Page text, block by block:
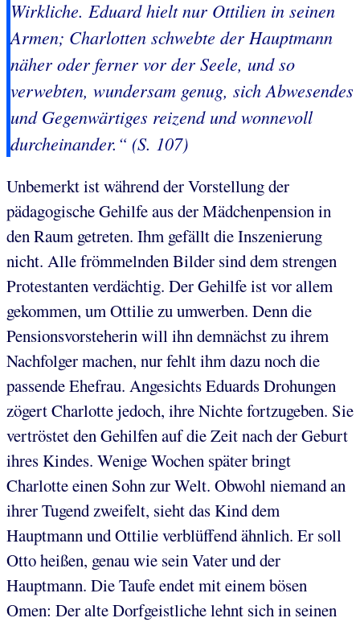
Wirkliche. Eduard hielt nur Ottilien in seinen
Armen; Charlotten schwebte der Hauptmann
näher oder ferner vor der Seele, und so
verwebten, wundersam genug, sich Abwesendes
und Gegenwärtiges reizend und wonnevoll
durcheinander.“ (S. 107)
Unbemerkt ist während der Vorstellung der
pädagogische Gehilfe aus der Mädchenpension in
den Raum getreten. Ihm gefällt die Inszenierung
nicht. Alle frömmelnden Bilder sind dem strengen
Protestanten verdächtig. Der Gehilfe ist vor allem
gekommen, um Ottilie zu umwerben. Denn die
Pensionsvorsteherin will ihn demnächst zu ihrem
Nachfolger machen, nur fehlt ihm dazu noch die
passende Ehefrau. Angesichts Eduards Drohungen
zögert Charlotte jedoch, ihre Nichte fortzugeben. Sie
vertröstet den Gehilfen auf die Zeit nach der Geburt
ihres Kindes. Wenige Wochen später bringt
Charlotte einen Sohn zur Welt. Obwohl niemand an
ihrer Tugend zweifelt, sieht das Kind dem
Hauptmann und Ottilie verblüffend ähnlich. Er soll
Otto heißen, genau wie sein Vater und der
Hauptmann. Die Taufe endet mit einem bösen
Omen: Der alte Dorfgeistliche lehnt sich in seinen